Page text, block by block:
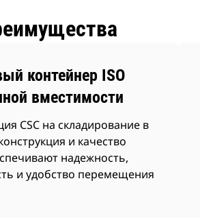
контейнер ISO
вместимости
CSC на складирование в
и качество
надежность,
и удобство перемещения